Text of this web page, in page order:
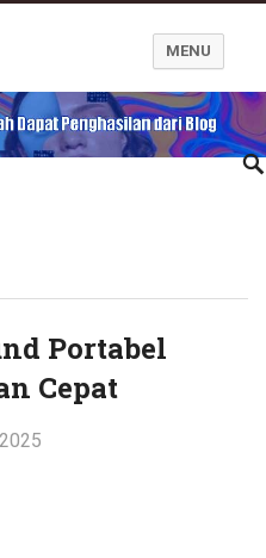
MENU
Portabel
Cepat